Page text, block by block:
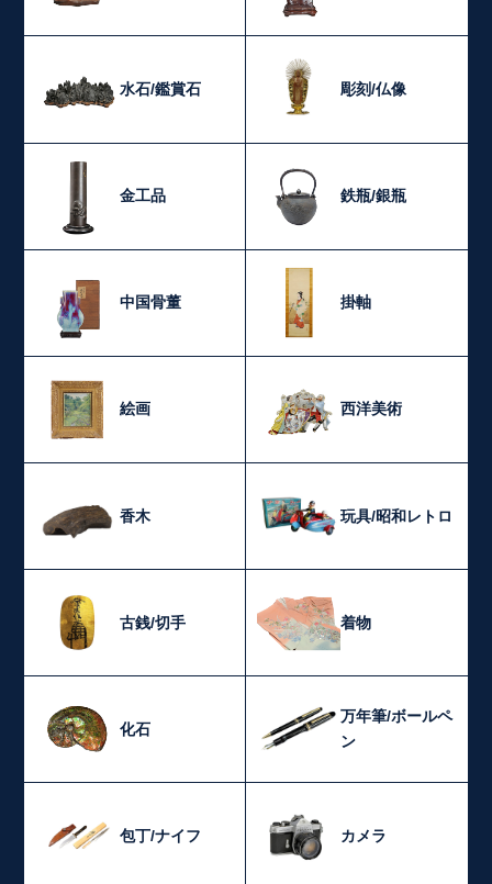
水石/鑑賞石 彫刻/仏像
金工品 鉄瓶/銀瓶
中国骨董 掛軸
絵画 西洋美術
香木 玩具/昭和レトロ
古銭/切手 着物
化石
万年筆/ボールペ
ン
包丁/ナイフ カメラ